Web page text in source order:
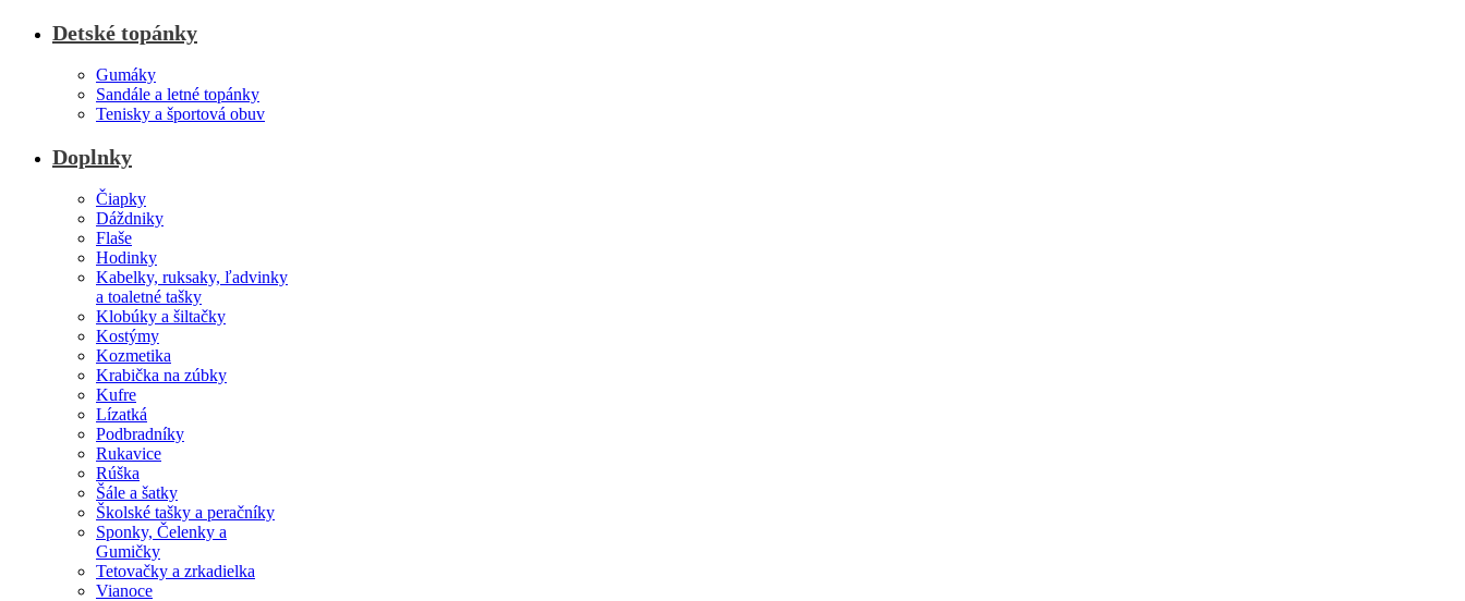
Detské topánky
Gumáky
Sandále a letné topánky
Tenisky a športová obuv
Doplnky
Čiapky
Dáždniky
Flaše
Hodinky
Kabelky, ruksaky, ľadvinky
a toaletné tašky
Klobúky a šiltačky
Kostýmy
Kozmetika
Krabička na zúbky
Kufre
Lízatká
Podbradníky
Rukavice
Rúška
Šále a šatky
Školské tašky a peračníky
Sponky, Čelenky a
Gumičky
Tetovačky a zrkadielka
Vianoce